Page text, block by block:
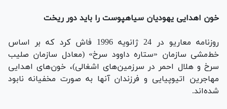
خون اهدایی یهودیان سیاهپوست را باید دور ریخت
روزنامه معاریو در 24 ژانویه 1996 فاش کرد که بر اساس
خط‌مشی سازمان «ستاره داوود سرخ» (معادل سازمان صلیب
سرخ و هلال احمر در سرزمین‌های اشغالی)، خون‌های اهدایی
مهاجرین اتیوپیایی و فرزندان آنها به صورت مخفیانه نابود
شده‌اند.